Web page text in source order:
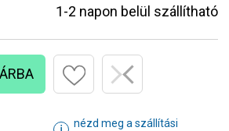
1-2 napon belül szállítható
nézd meg a szállítási